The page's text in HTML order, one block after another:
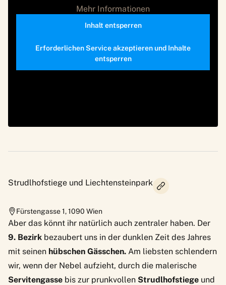
Mehr Informationen
Inhalt entsperren
Erforderlichen Service akzeptieren und Inhalte
entsperren
Strudlhofstiege und Liechtensteinpark
Fürstengasse 1,1090 Wien
Aber das könnt ihr natürlich auch zentraler haben. Der
9. Bezirk bezaubert uns in der dunklen Zeit des Jahres
mit seinen hübschen Gässchen. Am liebsten schlendern
wir, wenn der Nebel aufzieht, durch die malerische
Servitengasse bis zur prunkvollen Strudlhofstiege und